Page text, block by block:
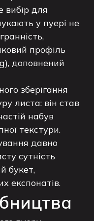
вибір для
у пуері не
профіль
доповнений
зберігання
листа: він став
набув
текстури.
давно
сутність
букет,
експонатів.